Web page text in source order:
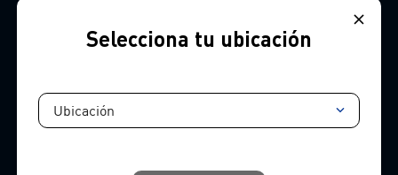
Contacto
Selecciona tu ubicación
Ubicación